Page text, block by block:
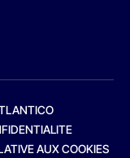
AUX COOKIES